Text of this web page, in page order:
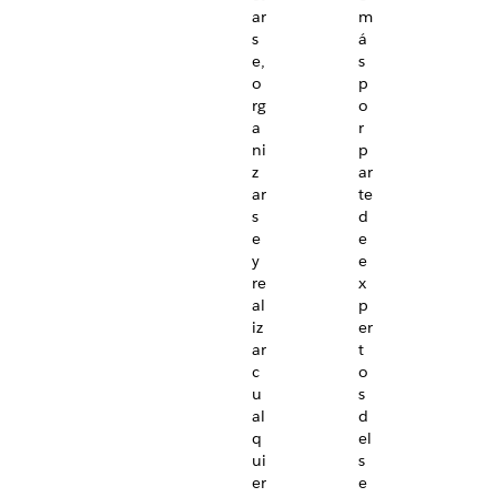
ar
s
e,
o
rg
a
ni
z
ar
s
e
y
re
al
iz
ar
c
u
al
q
ui
er
m
á
s
p
o
r
p
ar
te
d
e
e
x
p
er
t
o
s
d
el
s
e